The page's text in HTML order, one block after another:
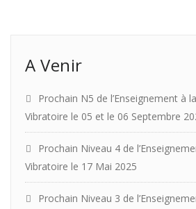
A Venir
Prochain N5 de l’Enseignement à
Vibratoire le 05 et le 06 Septembre
Prochain Niveau 4 de
Vibratoire le 17 Mai 2025
Prochain Niveau 3 de